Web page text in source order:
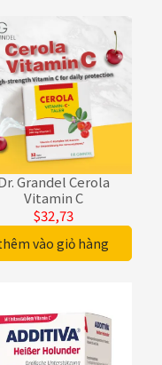
Grandel Cerola
Vitamin C
$32,73
vào giỏ hàng